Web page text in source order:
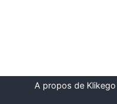
A propos de Klikego